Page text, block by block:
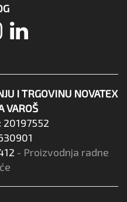
I TRGOVINU NOVATEX
VAROŠ
20197552
- Proizvodnja radne